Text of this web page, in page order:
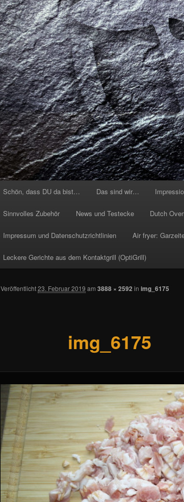
Schön, dass DU da bist… Das sind wir…
Sinnvolles Zubehör News und Testecke Dutch
Impressum und Datenschutzrichtlinien Air fryer:
Leckere Gerichte aus dem Kontaktgrill (OptiGrill)
img_6175
Veröffentlicht23. Februar 2019 am 3888 × 2592 in img_6175